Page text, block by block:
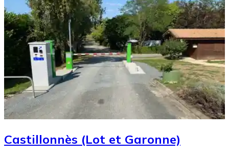
Castillonnès (Lot et Garonne)